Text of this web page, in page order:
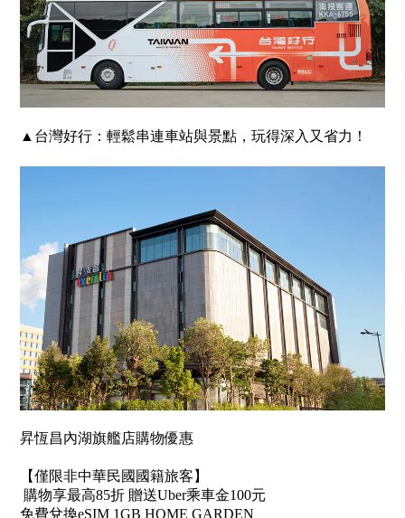
▲台灣好行：輕鬆串連車站與景點，玩得深入又省力！
昇恆昌內湖旗艦店購物優惠
【僅限非中華民國國籍旅客】
購物享最高85折 贈送Uber乘車金100元
免費兌換eSIM 1GB HOME GARDEN